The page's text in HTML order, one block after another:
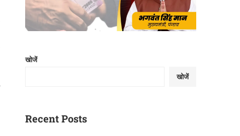
खोजें
खोजें
Recent Posts